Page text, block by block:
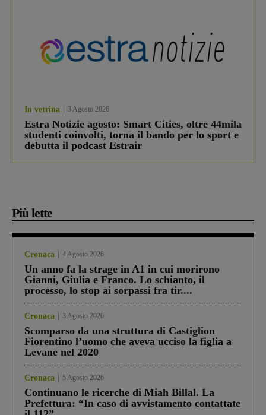
In vetrina 3 Agosto 2026
Estra Notizie agosto: Smart Cities, oltre 44mila
studenti coinvolti, torna il bando per lo sport e
debutta il podcast Estrair
Più lette
Cronaca 4 Agosto 2026
Un anno fa la strage in A1 in cui morirono
Gianni, Giulia e Franco. Lo schianto, il
processo, lo stop ai sorpassi fra tir....
Cronaca 3 Agosto 2026
Scomparso da una struttura di Castiglion
Fiorentino l’uomo che aveva ucciso la figlia a
Levane nel 2020
Cronaca 5 Agosto 2026
Continuano le ricerche di Miah Billal. La
Prefettura: “In caso di avvistamento contattate